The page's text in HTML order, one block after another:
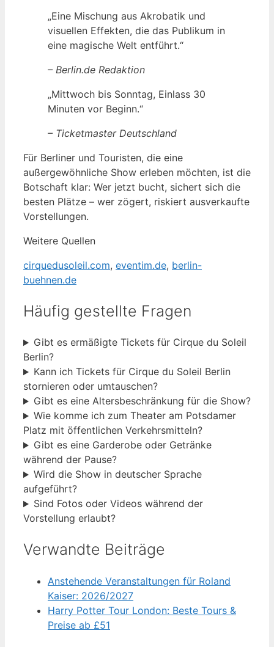
„Eine Mischung aus Akrobatik und
visuellen Effekten, die das Publikum in
eine magische Welt entführt.“
– Berlin.de Redaktion
„Mittwoch bis Sonntag, Einlass 30
Minuten vor Beginn.“
– Ticketmaster Deutschland
Für Berliner und Touristen, die eine
außergewöhnliche Show erleben möchten, ist die
Botschaft klar: Wer jetzt bucht, sichert sich die
besten Plätze – wer zögert, riskiert ausverkaufte
Vorstellungen.
Weitere Quellen
cirquedusoleil.com, eventim.de, berlin-
buehnen.de
Häufig gestellte Fragen
Gibt es ermäßigte Tickets für Cirque du Soleil
Berlin?
Kann ich Tickets für Cirque du Soleil Berlin
stornieren oder umtauschen?
Gibt es eine Altersbeschränkung für die Show?
Wie komme ich zum Theater am Potsdamer
Platz mit öffentlichen Verkehrsmitteln?
Gibt es eine Garderobe oder Getränke
während der Pause?
Wird die Show in deutscher Sprache
aufgeführt?
Sind Fotos oder Videos während der
Vorstellung erlaubt?
Verwandte Beiträge
Anstehende Veranstaltungen für Roland
Kaiser: 2026/2027
Harry Potter Tour London: Beste Tours &
Preise ab £51